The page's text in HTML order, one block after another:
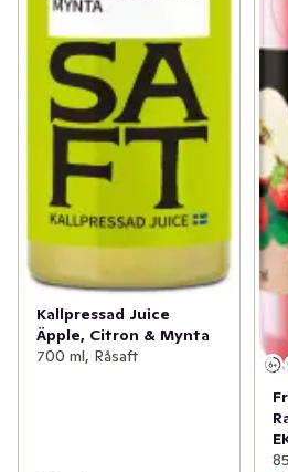
Kallpressad Juice
Äpple, Citron & Mynta
700 ml, Råsaft